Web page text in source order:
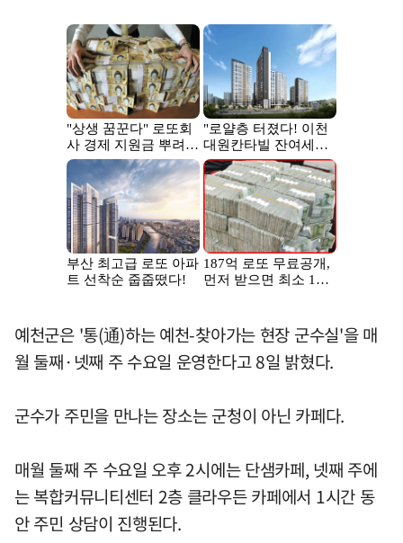
예천군은 '통(通)하는 예천-찾아가는 현장 군수실'을 매
월 둘째·넷째 주 수요일 운영한다고 8일 밝혔다.
군수가 주민을 만나는 장소는 군청이 아닌 카페다.
매월 둘째 주 수요일 오후 2시에는 단샘카페, 넷째 주에
는 복합커뮤니티센터 2층 클라우든 카페에서 1시간 동
안 주민 상담이 진행된다.